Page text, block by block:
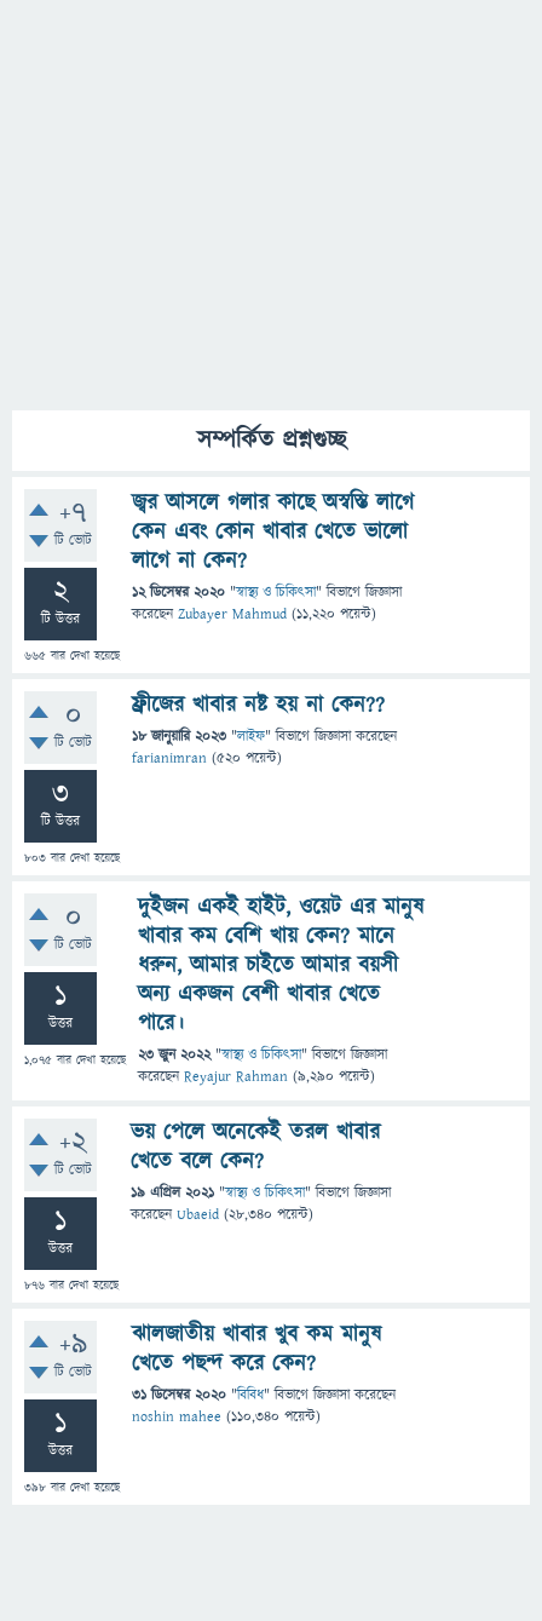
সম্পর্কিত প্রশ্নগুচ্ছ
+7
টি ভোট
2
টি উত্তর
665 বার দেখা হয়েছে
জ্বর আসলে গলার কাছে অস্বস্তি লাগে
কেন এবং কোন খাবার খেতে ভালো
লাগে না কেন?
12 ডিসেম্বর 2020 "স্বাস্থ্য ও চিকিৎসা" বিভাগে জিজ্ঞাসা
করেছেনZubayer Mahmud (11,220 পয়েন্ট)
0
টি ভোট
3
টি উত্তর
803 বার দেখা হয়েছে
ফ্রীজের খাবার নষ্ট হয় না কেন??
18 জানুয়ারি 2023 "লাইফ" বিভাগে জিজ্ঞাসাকরেছেন
farianimran (520 পয়েন্ট)
0
টি ভোট
1
উত্তর
1,075 বার দেখা হয়েছে
দুইজন একই হাইট, ওয়েট এর মানুষ
খাবার কম বেশি খায় কেন? মানে
ধরুন, আমার চাইতে আমার বয়সী
অন্য একজন বেশী খাবার খেতে
পারে।
23 জুন 2022 "স্বাস্থ্য ও চিকিৎসা" বিভাগে জিজ্ঞাসা
করেছেনReyajur Rahman (9,290 পয়েন্ট)
+2
টি ভোট
1
উত্তর
876 বার দেখা হয়েছে
ভয় পেলে অনেকেই তরল খাবার
খেতে বলে কেন?
19 এপ্রিল 2021 "স্বাস্থ্য ও চিকিৎসা" বিভাগে জিজ্ঞাসা
করেছেনUbaeid (28,340 পয়েন্ট)
+9
টি ভোট
1
উত্তর
398 বার দেখা হয়েছে
ঝালজাতীয় খাবার খুব কম মানুষ
খেতে পছন্দ করে কেন?
31 ডিসেম্বর 2020 "বিবিধ" বিভাগে জিজ্ঞাসাকরেছেন
noshin mahee (110,340 পয়েন্ট)